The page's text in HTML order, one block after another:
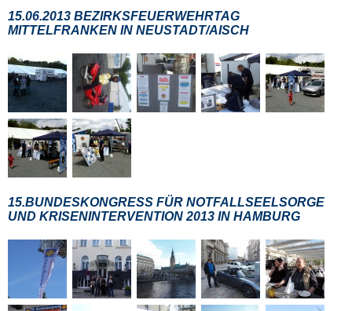
15.06.2013 BEZIRKSFEUERWEHRTAG
MITTELFRANKEN IN NEUSTADT/AISCH
15.BUNDESKONGRESS FÜR NOTFALLSEELSORGE
UND KRISENINTERVENTION 2013 IN HAMBURG